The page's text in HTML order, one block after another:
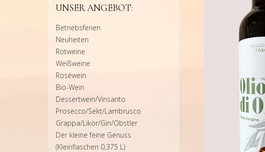
UNSER ANGEBOT:
Betriebsferien
Neuheiten
Rotweine
Weißweine
Roséwein
Bio-Wein
Dessertwein/Vinsanto
Prosecco/Sekt/Lambrusco
Grappa/Likör/Gin/Obstler
Der kleine feine Genuss
(Kleinflaschen 0,375 L)